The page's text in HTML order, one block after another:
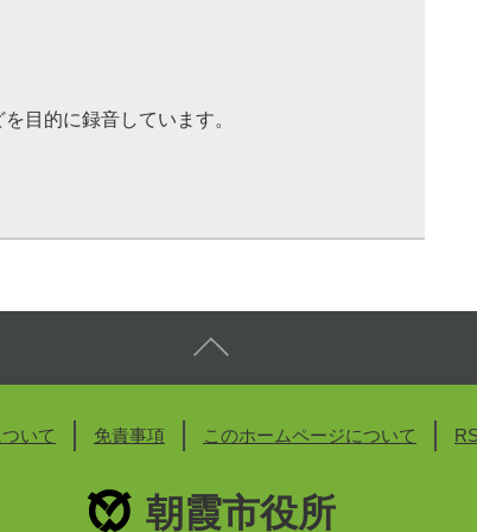
目的に録音しています。
いて 免責事項 このホームページについて
朝霞市役所